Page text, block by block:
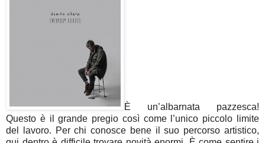
È un’albarnata pazzesca!
Questo è il grande pregio così come l’unico piccolo limite
del lavoro. Per chi conosce bene il suo percorso artistico,